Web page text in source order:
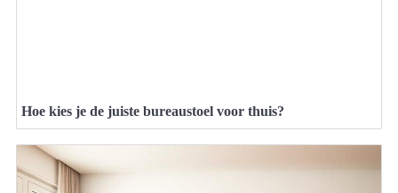
Hoe kies je de juiste bureaustoel voor thuis?